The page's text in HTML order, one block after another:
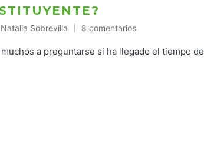
Natalia Sobrevilla 8 comentarios
a preguntarse si ha llegado el tiempo de